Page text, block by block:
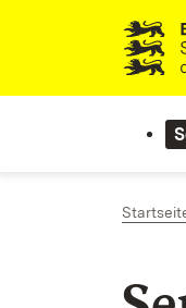
Zum Inhalt
Link